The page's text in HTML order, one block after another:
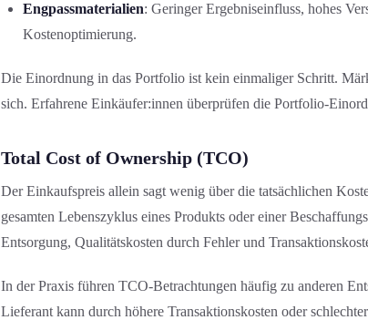
Engpassmaterialien: Geringer Ergebniseinfluss, hohes
Kostenoptimierung.
Die Einordnung in das Portfolio ist kein einmaliger Schritt.
sich. Erfahrene Einkäufer:innen überprüfen die Portfolio-
Total Cost of Ownership (TCO)
Der Einkaufspreis allein sagt wenig über die tatsächlichen
gesamten Lebenszyklus eines Produkts oder einer
Entsorgung, Qualitäts­kosten durch Fehler und
In der Praxis führen TCO-Betrachtung­en häufig zu anderen
Lieferant kann durch höhere Transaktions­kosten oder